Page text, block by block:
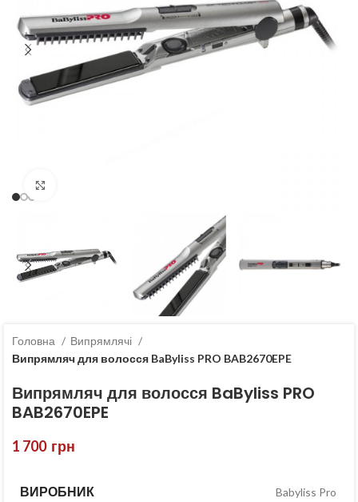
Головна
Випрямлячі
Випрямляч для волосся BaByliss PRO BAB2670EPE
Випрямляч для волосся BaByliss PRO
BAB2670EPE
1 700 грн
ВИРОБНИК Babyliss Pro